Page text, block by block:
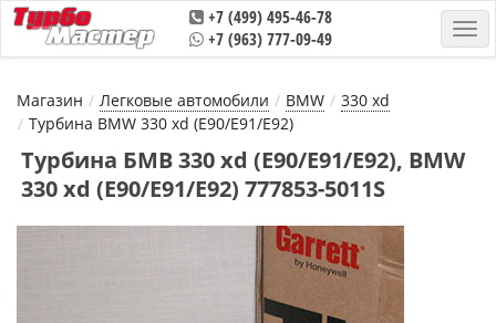
+7 (499) 495-46-78
+7 (963) 777-09-49
Магазин Легковые автомобили BMW
330 xd
Турбина BMW 330 xd (E90/E91/E92)
Турбина БМВ 330 xd (E90/E91/E92), BMW
330 xd (E90/E91/E92) 777853-5011S